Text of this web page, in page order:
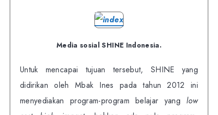
Media sosial SHINE Indonesia.
Untuk mencapai tujuan tersebut, SHINE yang
didirikan oleh Mbak Ines pada tahun 2012 ini
menyediakan program-program belajar yang low